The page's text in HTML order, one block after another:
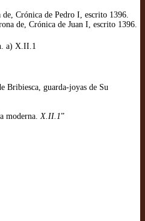
Crónica de Pedro I, escrito 1396.
de, Crónica de Juan I, escrito 1396.
a) X.II.1
Bribiesca, guarda-joyas de Su
moderna.X.II.1”